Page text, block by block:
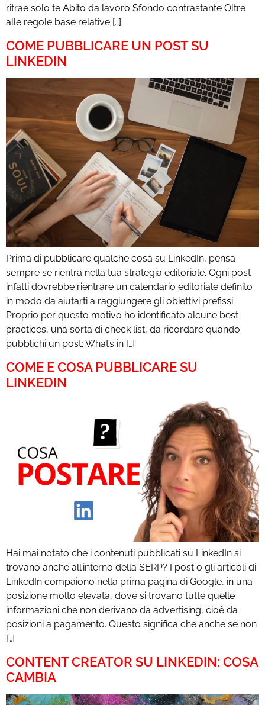
ritrae solo te Abito da lavoro Sfondo contrastante Oltre
alle regole base relative […]
COME PUBBLICARE UN POST SU
LINKEDIN
Prima di pubblicare qualche cosa su LinkedIn, pensa
sempre se rientra nella tua strategia editoriale. Ogni post
infatti dovrebbe rientrare un calendario editoriale definito
in modo da aiutarti a raggiungere gli obiettivi prefissi.
Proprio per questo motivo ho identificato alcune best
practices, una sorta di check list, da ricordare quando
pubblichi un post: What’s in […]
COME E COSA PUBBLICARE SU
LINKEDIN
Hai mai notato che i contenuti pubblicati su LinkedIn si
trovano anche all’interno della SERP? I post o gli articoli di
LinkedIn compaiono nella prima pagina di Google, in una
posizione molto elevata, dove si trovano tutte quelle
informazioni che non derivano da advertising, cioè da
posizioni a pagamento. Questo significa che anche se non
[…]
CONTENT CREATOR SU LINKEDIN: COSA
CAMBIA